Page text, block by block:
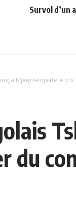
Survol d’un
Mpoyi remporte le
du